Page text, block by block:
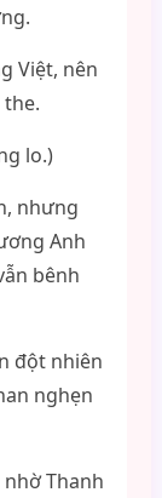
Việt, nên
lo.)
nhưng
Anh
bênh
đột nhiên
nghẹn
Thanh